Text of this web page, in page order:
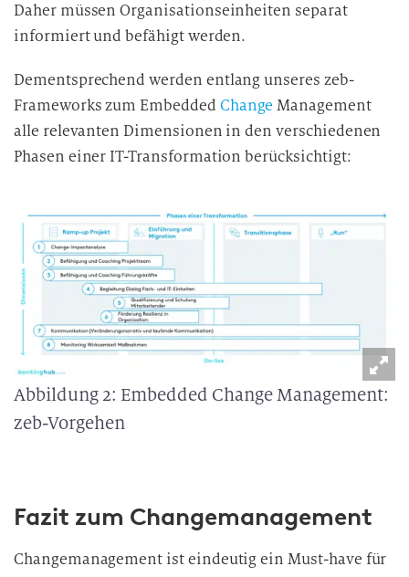
Daher müssen Organisationseinheiten separat
informiert und befähigt werden.
Dementsprechend werden entlang unseres zeb-
Frameworks zum Embedded Change Management
alle relevanten Dimensionen in den verschiedenen
Phasen einer IT-Transformation berücksichtigt:
Abbildung 2: Embedded Change Management:
zeb-Vorgehen
Fazit zum Changemanagement
Changemanagement ist eindeutig ein Must-have für